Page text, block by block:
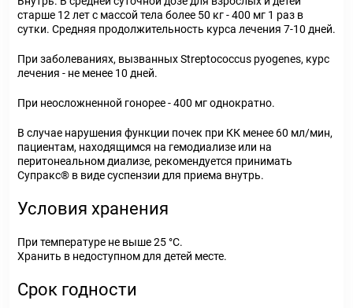
старше 12 лет с массой тела более 50 кг - 400 мг 1 раз в
сутки. Средняя продолжительность курса лечения 7-10 дней.
При заболеваниях, вызванных Streptococcus pyogenes, курс
лечения - не менее 10 дней.
При неосложненной гонорее - 400 мг однократно.
В случае нарушения функции почек при КК менее 60 мл/мин,
пациентам, находящимся на гемодиализе или на
перитонеальном диализе, рекомендуется принимать
Супракс® в виде суспензии для приема внутрь.
Условия хранения
При температуре не выше 25 °С.
Хранить в недоступном для детей месте.
Срок годности